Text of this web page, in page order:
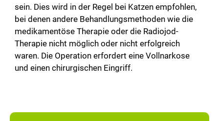
sein. Dies wird in der Regel bei Katzen empfohlen,
bei denen andere Behandlungsmethoden wie die
medikamentöse Therapie oder die Radiojod-
Therapie nicht möglich oder nicht erfolgreich
waren. Die Operation erfordert eine Vollnarkose
und einen chirurgischen Eingriff.